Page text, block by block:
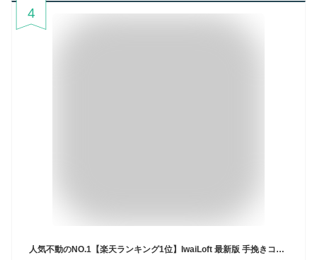
4
人気不動のNO.1【楽天ランキング1位】IwaiLoft 最新版 手挽きコーヒーミル 手動式 木目調 ステンレス製 コーヒーメーカー 手動ハンドル コーヒー豆挽き 珈琲ミル 手回し 水洗い可能 携帯便利 お手入れ簡単 均一な粉末 コーヒーグラインダー